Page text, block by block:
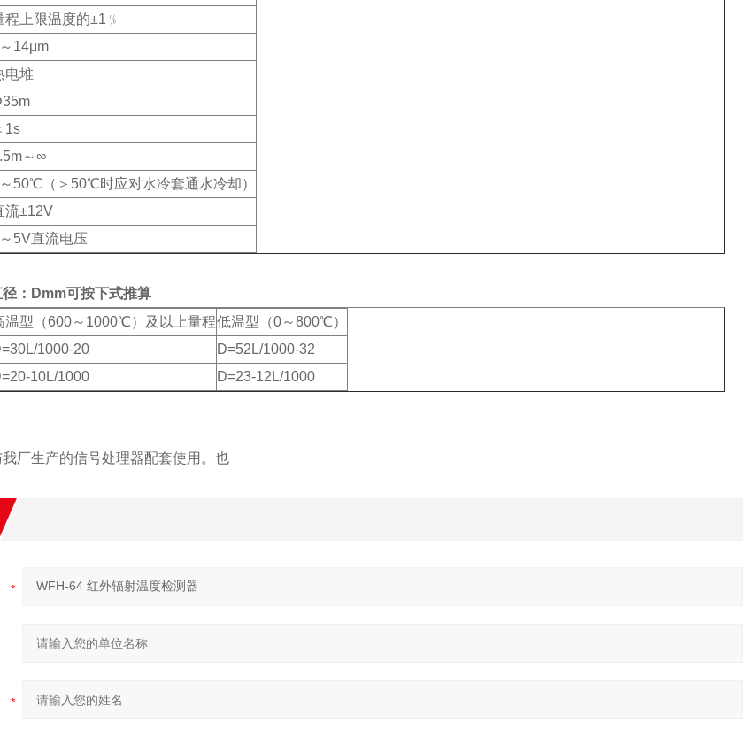
程上限温度的±1﹪
14μm
电堆
1s
～∞
50℃（＞50℃时应对水冷套通水冷却）
流±12V
5V直流电压
：Dmm可按下式推算
温型（600～1000℃）及以上量程低温型（0～800℃）
1000-20
D=52L/1000-32
10L/1000 D=23-12L/1000
厂生产的信号处理器配套使用。也